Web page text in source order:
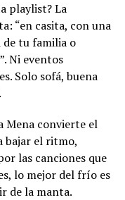
playlist? La
“en casita, con una
de tu familia o
Ni eventos
Solo sofá, buena
Mena convierte el
bajar el ritmo,
las canciones que
lo mejor del frío es
de la manta.